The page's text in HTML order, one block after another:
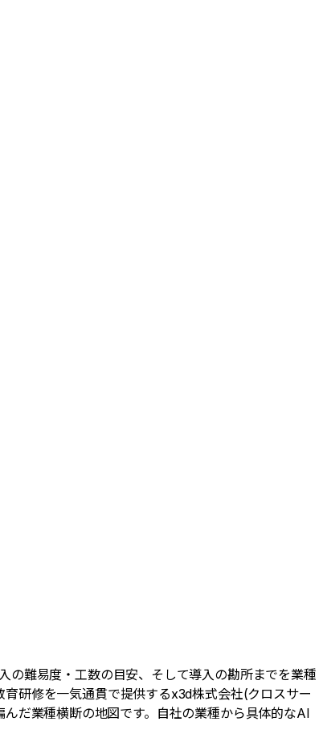
の難易度・工数の目安、そして導入の勘所までを業種
研修を一気通貫で提供するx3d株式会社(クロスサー
だ業種横断の地図です。自社の業種から具体的なAI